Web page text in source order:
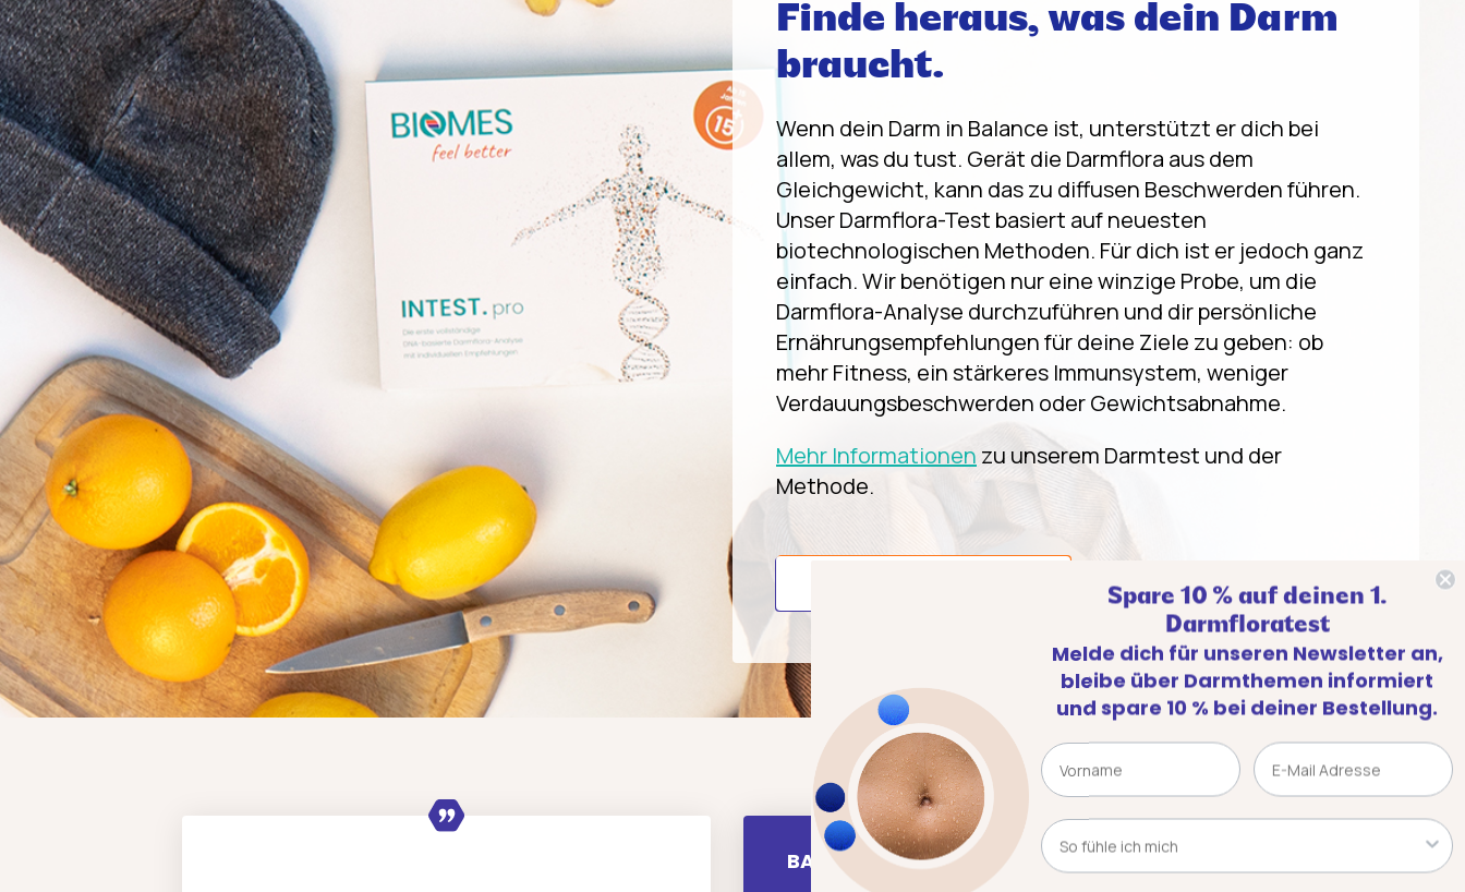
Finde heraus, was dein Darm
braucht.
Wenn dein Darm in Balance ist, unterstützt er dich bei
allem, was du tust. Gerät die Darmflora aus dem
Gleichgewicht, kann das zu diffusen Beschwerden führen.
Unser Darmflora-Test basiert auf neuesten
biotechnologischen Methoden. Für dich ist er jedoch ganz
einfach. Wir benötigen nur eine winzige Probe, um die
Darmflora-Analyse durchzuführen und dir persönliche
Ernährungs­empfehlungen für deine Ziele zu geben: ob
mehr Fitness, ein stärkeres Immunsystem, weniger
Verdauungsbeschwerden oder Gewichtsabnahme.
Mehr Informationen zu unserem Darmtest und der
Methode.
Deinen Test aktivieren
BAKTERIEN­KULTUREN FÜR DEINEN DARM
Spare 10 % auf deinen 1.
Darmfloratest
Melde dich für unseren Newsletter an,
bleibe über Darmthemen informiert
und spare 10 % bei deiner Bestellung.
Name Email
Kategorie